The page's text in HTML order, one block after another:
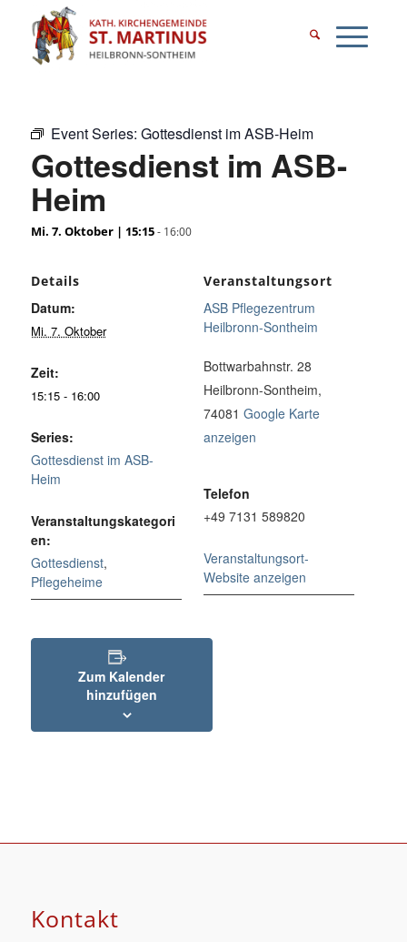
Event Series: Gottesdienst im ASB-Heim
Gottesdienst im ASB-
Heim
Mi. 7. Oktober | 15:15- 16:00
Details
Datum:
Mi. 7. Oktober
Zeit:
15:15 - 16:00
Series:
Gottesdienst im ASB-
Heim
Veranstaltungskategori
en:
Gottesdienst,
Pflegeheime
Veranstaltungsort
ASB Pflegezentrum
Heilbronn-Sontheim
Bottwarbahnstr. 28
Heilbronn-Sontheim,
74081 Google Karte
anzeigen
Telefon
+49 7131 589820
Veranstaltungsort-
Website anzeigen
Zum Kalender
hinzufügen
Kontakt